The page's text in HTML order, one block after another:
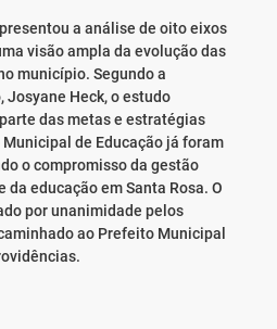
a análise de oito eixos
visão ampla da evolução das
município. Segundo a
Josyane Heck, o estudo
das metas e estratégias
de Educação já foram
o compromisso da gestão
educação em Santa Rosa. O
por unanimidade pelos
ao Prefeito Municipal